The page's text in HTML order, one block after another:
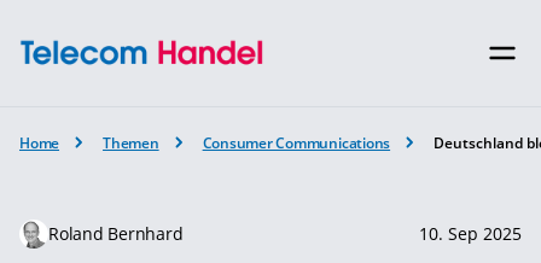
Home Themen Consumer Communications Deutschland
Roland Bernhard 10. Sep 2025